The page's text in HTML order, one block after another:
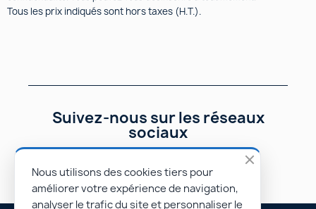
Tous les prix indiqués sont hors taxes (H.T.).
Suivez-nous sur les réseaux
sociaux
Nous utilisons des cookies tiers pour
améliorer votre expérience de navigation,
analyser le trafic du site et personnaliser le